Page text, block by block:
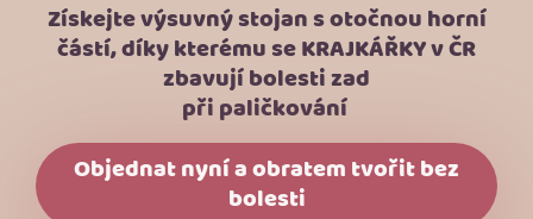
Získejte výsuvný stojan s otočnou horní
částí, díky kterému se KRAJKÁŘKY v ČR
zbavují bolesti zad
při paličkování
Objednat nyní a obratem tvořit bez
bolesti